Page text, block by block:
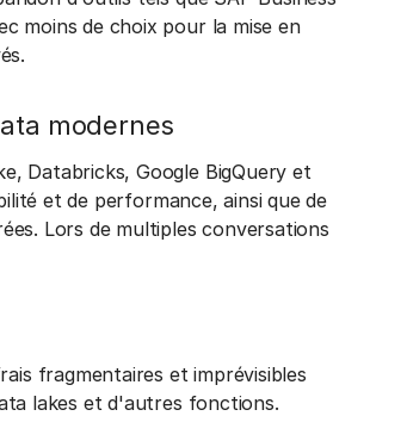
moins de choix pour la mise en
modernes
Databricks, Google BigQuery et
et de performance, ainsi que de
Lors de multiples conversations
fragmentaires et imprévisibles
lakes et d'autres fonctions.